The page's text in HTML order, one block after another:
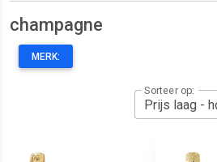
champagne
MERK:
Sorteer op: